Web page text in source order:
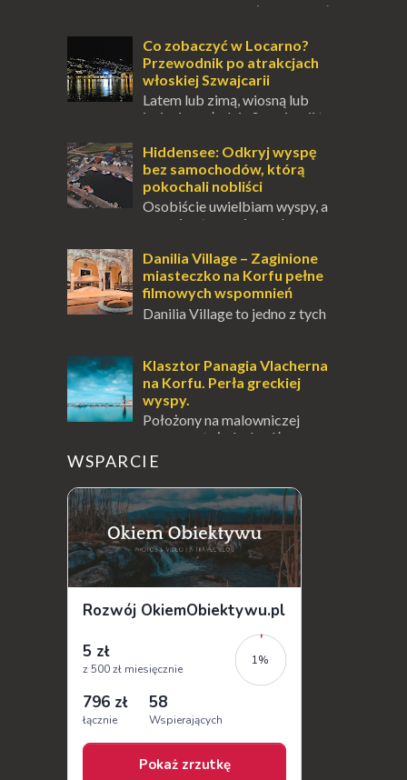
Dla jednych to może wydawać
przetrwania lub romantycznym życiem. Dla
innych to nieustanne przebywanie z B...
Co zobaczyć w Locarno?
Przewodnik po atrakcjach
włoskiej Szwajcarii
Latem lub zimą, wiosną lub
jesienią, południe Szwajcarii to
odwiedzić. Moja zimowa podróż do
Locarno gwara...
Hiddensee: Odkryj wyspę
bez samochodów, którą
pokochali nobliści
Osobiście uwielbiam wyspy, a
uczucie otoczenia wodą
pośrodku Bałtyku? To zawsze brzmi jak
doskonał...
Danilia Village – Zaginione
miasteczko na Korfu pełne
filmowych wspomnień
Danilia Village to jedno z tych
jest doskonale znane miłośnikom f...
Klasztor Panagia Vlacherna
na Korfu. Perła greckiej
wyspy.
Położony na malowniczej
wysepce, tuż obok półwyspu
Kanoni, Święty Klasztor Panagia Vlacherna
jest jednym z najbardziej rozpoznawalnych
symbo...
WSPARCIE